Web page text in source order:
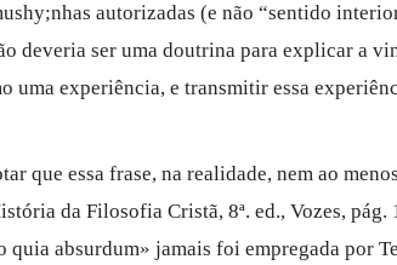
autorizadas (e não “sentido
deveria ser uma doutrina para explicar a
uma experiência, e transmitir essa
que essa frase, na realidade, nem ao
da Filosofia Cristã, 8ª. ed., Vozes,
quia absurdum» jamais foi empregada por